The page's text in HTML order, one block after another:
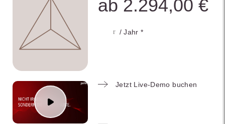
ab 2.294,00 €
/ Jahr *
Jetzt Live-Demo buchen